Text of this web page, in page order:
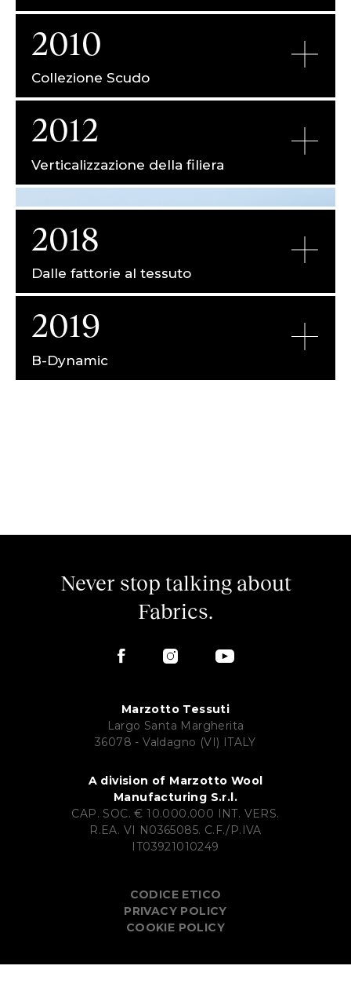
2010
Collezione Scudo
2012
Verticalizzazione della filiera
2018
Dalle fattorie al tessuto
2019
B-Dynamic
Never stop talking about
Fabrics.
Marzotto Tessuti
Largo Santa Margherita
36078 - Valdagno (VI) ITALY
A division of Marzotto Wool
Manufacturing S.r.l.
CAP. SOC. € 10.000.000 INT. VERS.
R.EA. VI N0365085. C.F./P.IVA
IT03921010249
CODICE ETICO
PRIVACY POLICY
COOKIE POLICY